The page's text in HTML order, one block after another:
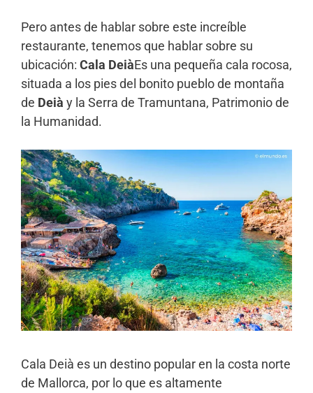
Pero antes de hablar sobre este increíble
restaurante, tenemos que hablar sobre su
ubicación: Cala DeiàEs una pequeña cala rocosa,
situada a los pies del bonito pueblo de montaña
de Deià y la Serra de Tramuntana, Patrimonio de
la Humanidad.
Cala Deià es un destino popular en la costa norte
de Mallorca, por lo que es altamente